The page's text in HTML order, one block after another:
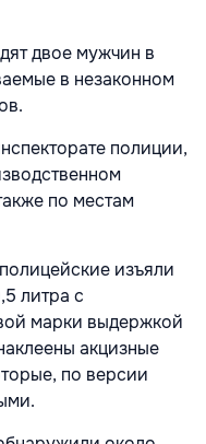
двое мужчин в
в незаконном
полиции,
по местам
изъяли
литра с
марки выдержкой
акцизные
по версии